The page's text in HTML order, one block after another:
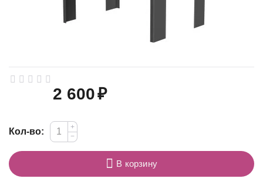
2 600₽
Кол-во:
+
−
В корзину